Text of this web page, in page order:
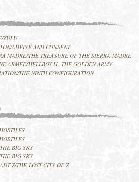
ZULU
ADVISE AND CONSENT
MADRE/THE TREASURE OF THE SIERRA MADRE
ARMEE/HELLBOY II: THE GOLDEN ARMY
THE NINTH CONFIGURATION
BIG SKY
BIG SKY
Z/THE LOST CITY OF Z